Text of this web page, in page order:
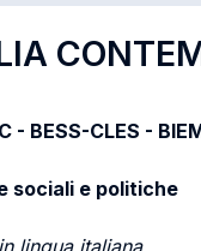
- BESS-CLES -
sociali e politiche
lingua italiana